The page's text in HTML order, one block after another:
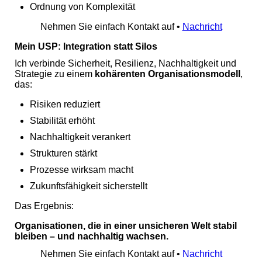
Ordnung von Komplexität
Nehmen Sie einfach Kontakt auf • Nachricht
Mein USP: Integration statt Silos
Ich verbinde Sicherheit, Resilienz, Nachhaltigkeit und
Strategie zu einem kohärenten Organisationsmodell ,
das:
Risiken reduziert
Stabilität erhöht
Nachhaltigkeit verankert
Strukturen stärkt
Prozesse wirksam macht
Zukunftsfähigkeit sicherstellt
Das Ergebnis:
Organisationen, die in einer unsicheren Welt stabil
bleiben – und nachhaltig wachsen.
Nehmen Sie einfach Kontakt auf • Nachricht